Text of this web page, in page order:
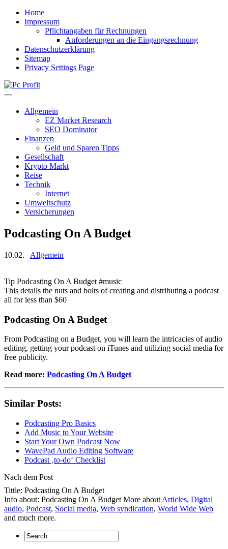
Home
Impressum
Pflichtangaben für Rechnungen
Anforderungen an die Eingangsrechnung
Datenschutzerklärung
Sitemap
Privacy Settings Page
---
Allgemein
EZ Market Research
SEO Dominator
Finanzen
Geld und Sparen Tipps
Gesellschaft
Krypto Markt
Reise
Technik
Internet
Umweltschutz
Versicherungen
Podcasting On A Budget
10.02. Allgemein
Tip Podcasting On A Budget #music
This details the nuts and bolts of creating and distributing a podcast
all for less than $60
Podcasting On A Budget
From Podcasting on a Budget, you will learn the intricacies of audio
editing, getting your podcast on iTunes and utilizing social media for
free publicity.
Read more: Podcasting On A Budget
Similar Posts:
Podcasting Pro Basics
Add Music to Your Website
Start Your Own Podcast Now
WavePad Audio Editing Software
Podcast ‚to-do‘ Checklist
Nach dem Post
Tittle: Podcasting On A Budget
Info about: Podcasting On A Budget More about Articles, Digital
audio, Podcast, Social media, Web syndication, World Wide Web
and much more.